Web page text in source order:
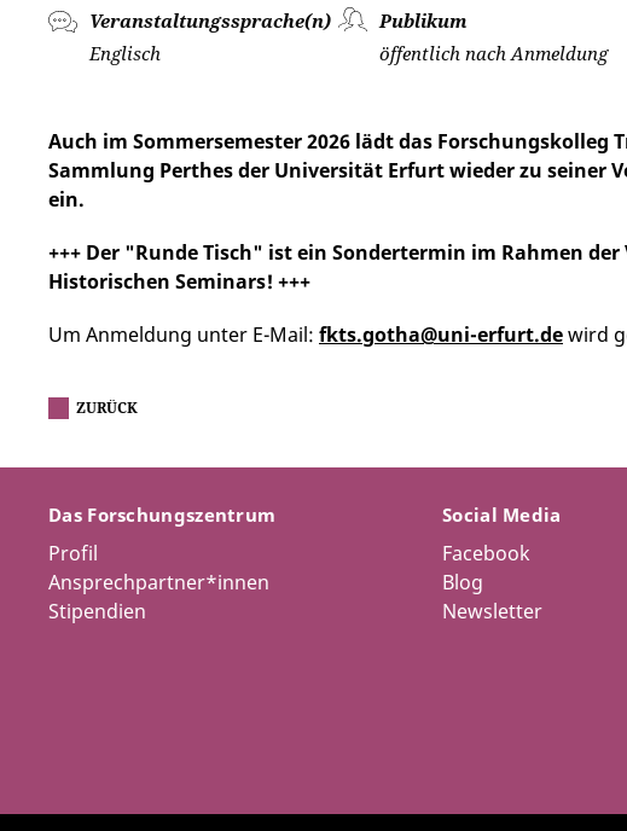
Veranstaltungssprache(n)
Englisch
Publikum
öffentlich nach Anmeldung
Auch im Sommersemester 2026 lädt das Forschungskolleg
Sammlung Perthes der Universität Erfurt wieder zu seiner
ein.
+++ Der "Runde Tisch" ist ein Sondertermin im Rahmen
Historischen Seminars! +++
Um Anmeldung unter E-Mail: fkts.gotha@uni-erfurt.dewird
ZURÜCK
Das Forschungszentrum
Profil
Ansprechpartner*innen
Stipendien
Social Media
Facebook
Blog
Newsletter